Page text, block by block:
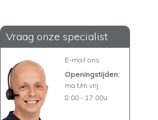
Vraag onze specialist
E-mail ons
Openingstijden:
ma t/m vrij
8.00 - 17.00u